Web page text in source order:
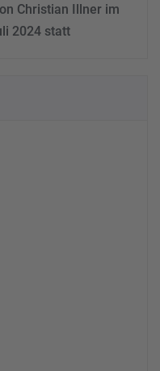
Christian Illner im
2024 statt